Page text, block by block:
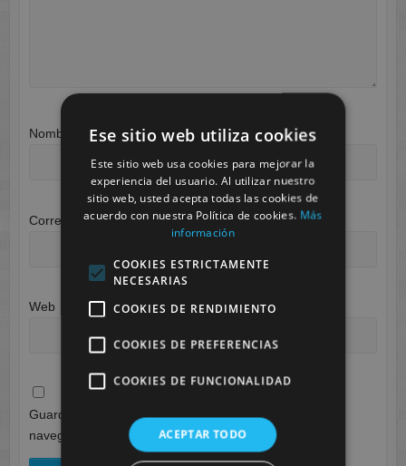
Nombre
Correo electrónico*
Web
Guarda mi nombre, correo electrónico y web en este
navegador para la próxima vez que comente.
Ese sitio web utiliza cookies
Este sitio web usa cookies para mejorar la
experiencia del usuario. Al utilizar nuestro
sitio web, usted acepta todas las cookies de
acuerdo con nuestra Política de cookies. Más
información
COOKIES ESTRICTAMENTE
NECESARIAS
COOKIES DE RENDIMIENTO
COOKIES DE PREFERENCIAS
COOKIES DE FUNCIONALIDAD
ACEPTAR TODO